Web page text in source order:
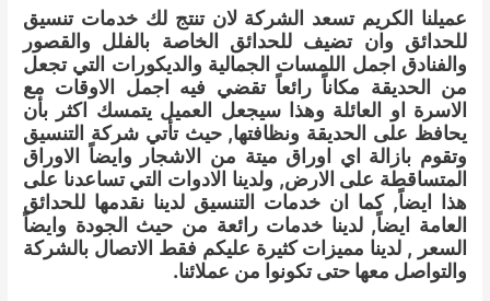
عميلنا الكريم تسعد الشركة لان تنتج لك خدمات تنسيق
للحدائق وان تضيف للحدائق الخاصة بالفلل والقصور
والفنادق اجمل اللمسات الجمالية والديكورات التي تجعل
من الحديقة مكاناً رائعاً تقضي فيه اجمل الاوقات مع
الاسرة او العائلة وهذا سيجعل العميل يتمسك اكثر بأن
يحافظ على الحديقة ونظافتها, حيث تأتي شركة التنسيق
وتقوم بازالة اي اوراق ميتة من الاشجار وايضاً الاوراق
المتساقطة على الارض, ولدينا الادوات التي تساعدنا على
هذا ايضاً, كما ان خدمات التنسيق لدينا نقدمها للحدائق
العامة ايضاً, لدينا خدمات رائعة من حيث الجودة وايضاً
السعر , لدينا مميزات كثيرة عليكم فقط الاتصال بالشركة
والتواصل معها حتى تكونوا من عملائنا.